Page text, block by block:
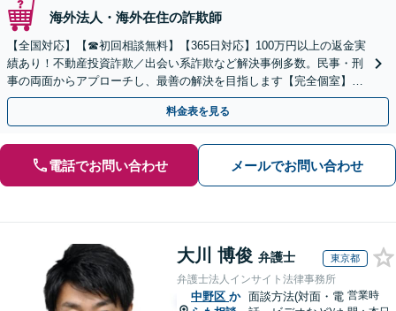
海外法人・海外在住の詐欺師
【全国対応】【☎︎初回相談無料】【365日対応】100万円以上の返金実
績あり！不動産投資詐欺／出会い系詐欺など解決事例多数。民事・刑
事の両面からアプローチし、最善の解決を目指します【完全個室】
【代々木駅3分】
料金表を見る
電話でお問い合わせ メールでお問い合わせ
大川 博俊 弁護士 東京都
弁護士法人インサイト法律事務所
中野区 か 面談方法(対面・電 営業時